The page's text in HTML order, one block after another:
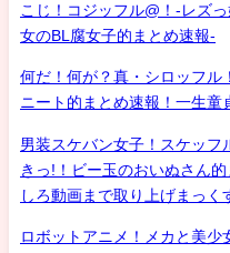
こじ！コジッフル@！-レズ
女のBL腐女子的まとめ速報-
何だ！何が？真・シロッ
ニート的まとめ速報！一生童
男装スケバン女子！スケッフ
きっ!！ビー玉のおいぬさん
しろ動画まで取り上げまっく
ロボットアニメ！メカと美少